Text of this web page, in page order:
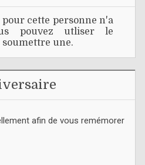
cette personne n'a
pouvez utliser le
une.
afin de vous remémorer